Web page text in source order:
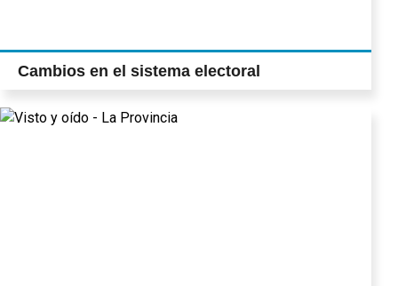
Cambios en el sistema electoral